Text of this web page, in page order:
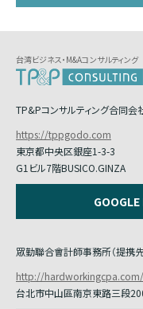
台湾ビジネス・M&Aコンサルティング
TP&Pコンサルティング合同会
https://tppgodo.com
東京都中央区銀座1-3-3
G1ビル7階BUSICO.GINZA
GOOGLE
眾勤聯合會計師事務所（提携先
http://hardworkingcpa.com/
台北市中山區南京東路三段